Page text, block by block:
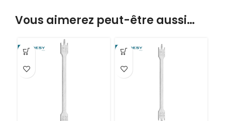
Vous aimerez peut-être aussi…